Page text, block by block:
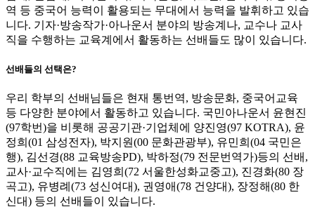
역 등 중국어 능력이 활용되는 무대에서 능력을 발휘하고 있습
니다. 기자·방송작가·아나운서 분야의 방송계나, 교수나 교사
직을 수행하는 교육계에서 활동하는 선배들도 많이 있습니다.
선배들의 선택은?
우리 학부의 선배님들은 현재 통번역, 방송문화, 중국어교육
등 다양한 분야에서 활동하고 있습니다. 국민아나운서 윤현진
(97학번)을 비롯해 공공기관·기업체에 양진영(97 KOTRA), 윤
정희(01 삼성전자), 박지원(00 문화관광부), 유민희(04 국민은
행), 김선경(88 교육방송PD), 박하정(79 전문번역가)등의 선배,
교사·교수직에는 김영희(72 서울한성화교중고), 진경화(80 장
곡고), 유병례(73 성신여대), 권영애(78 건양대), 장정해(80 한
신대) 등의 선배들이 있습니다.